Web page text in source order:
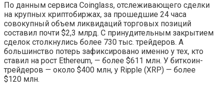
По данным сервиса Coinglass, отслеживающего сделки
на крупных криптобиржах, за прошедшие 24 часа
совокупный объем ликвидаций торговых позиций
составил почти $2,3 млрд. С принудительным закрытием
сделок столкнулись более 730 тыс. трейдеров. А
большинство потерь зафиксировано именно у тех, кто
ставил на рост Ethereum, — более $611 млн. У биткоин-
трейдеров — около $400 млн, у Ripple (XRP) — более
$120 млн.